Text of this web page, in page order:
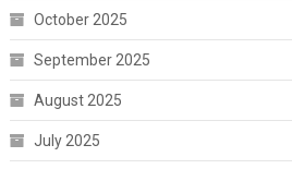
October 2025
September 2025
August 2025
July 2025